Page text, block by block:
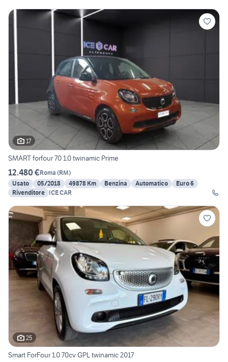
17
SMART forfour 70 1.0 twinamic Prime
12.480 €Roma (RM)
Usato
05/2018 49878 Km Benzina Automatico
Euro 6
Rivenditore ICE CAR
25
Smart ForFour 1.0 70cv GPL twinamic 2017